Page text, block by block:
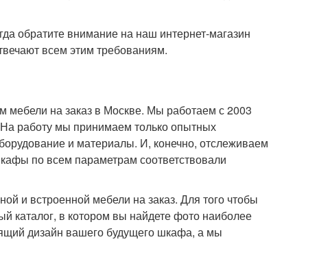
обратите внимание на наш интернет-магазин
всем этим требованиям.
мебели на заказ в Москве. Мы работаем с 2003
работу мы принимаем только опытных
и материалы. И, конечно, отслеживаем
по всем параметрам соответствовали
и встроенной мебели на заказ. Для того чтобы
каталог, в котором вы найдете фото наиболее
дизайн вашего будущего шкафа, а мы